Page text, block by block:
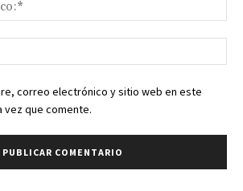
correo electrónico y sitio web en este
vez que comente.